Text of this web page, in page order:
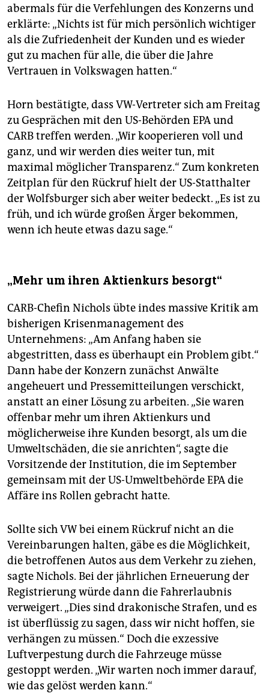
abermals für die Verfehlungen des Konzerns und
erklärte: „Nichts ist für mich persönlich wichtiger
als die Zufriedenheit der Kunden und es wieder
gut zu machen für alle, die über die Jahre
Vertrauen in Volkswagen hatten.“
Horn bestätigte, dass VW-Vertreter sich am Freitag
zu Gesprächen mit den US-Behörden EPA und
CARB treffen werden. „Wir kooperieren voll und
ganz, und wir werden dies weiter tun, mit
maximal möglicher Transparenz.“ Zum konkreten
Zeitplan für den Rückruf hielt der US-Statthalter
der Wolfsburger sich aber weiter bedeckt. „Es ist zu
früh, und ich würde großen Ärger bekommen,
wenn ich heute etwas dazu sage.“
„Mehr um ihren Aktienkurs besorgt“
CARB-Chefin Nichols übte indes massive Kritik am
bisherigen Krisenmanagement des
Unternehmens: „Am Anfang haben sie
abgestritten, dass es überhaupt ein Problem gibt.“
Dann habe der Konzern zunächst Anwälte
angeheuert und Pressemitteilungen verschickt,
anstatt an einer Lösung zu arbeiten. „Sie waren
offenbar mehr um ihren Aktienkurs und
möglicherweise ihre Kunden besorgt, als um die
Umweltschäden, die sie anrichten“, sagte die
Vorsitzende der Institution, die im September
gemeinsam mit der US-Umweltbehörde EPA die
Affäre ins Rollen gebracht hatte.
Sollte sich VW bei einem Rückruf nicht an die
Vereinbarungen halten, gäbe es die Möglichkeit,
die betroffenen Autos aus dem Verkehr zu ziehen,
sagte Nichols. Bei der jährlichen Erneuerung der
Registrierung würde dann die Fahrerlaubnis
verweigert. „Dies sind drakonische Strafen, und es
ist überflüssig zu sagen, dass wir nicht hoffen, sie
verhängen zu müssen.“ Doch die exzessive
Luftverpestung durch die Fahrzeuge müsse
gestoppt werden. „Wir warten noch immer darauf,
wie das gelöst werden kann.“